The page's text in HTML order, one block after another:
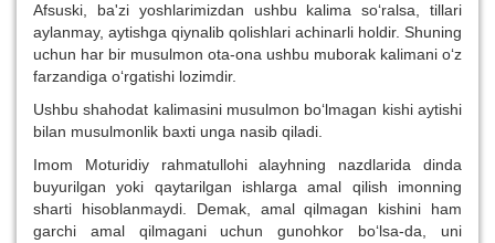
Afsuski, ba'zi yoshlarimizdan ushbu kalima so‘ralsa, tillari
aylanmay, aytishga qiynalib qolishlari achinarli holdir. Shuning
uchun har bir musulmon ota-ona ushbu muborak kalimani o‘z
farzandiga o‘rgatishi lozimdir.
Ushbu shahodat kalimasini musulmon bo‘lmagan kishi aytishi
bilan musulmonlik baxti unga nasib qiladi.
Imom Moturidiy rahmatullohi alayhning nazdlarida dinda
buyurilgan yoki qaytarilgan ishlarga amal qilish imonning
sharti hisoblanmaydi. Demak, amal qilmagan kishini ham
garchi amal qilmagani uchun gunohkor bo‘lsa-da, uni